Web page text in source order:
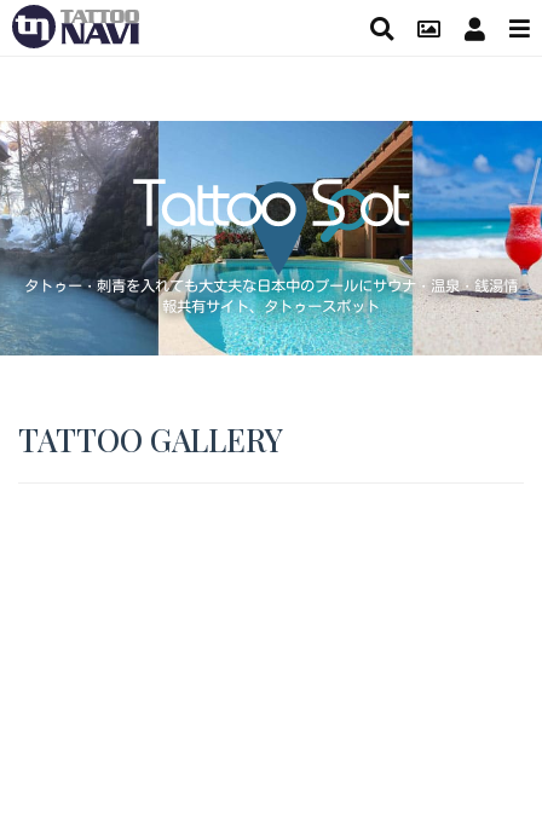
タトゥー・刺青を入れても大丈夫な日本中のプールにサウナ・温泉・銭湯情
報共有サイト、タトゥースポット
TATTOO GALLERY